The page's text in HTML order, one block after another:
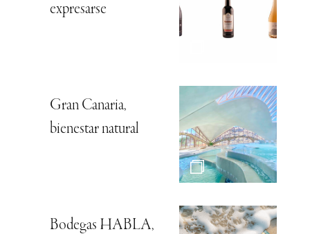
expresarse
Gran Canaria,
bienestar natural
Bodegas HABLA,